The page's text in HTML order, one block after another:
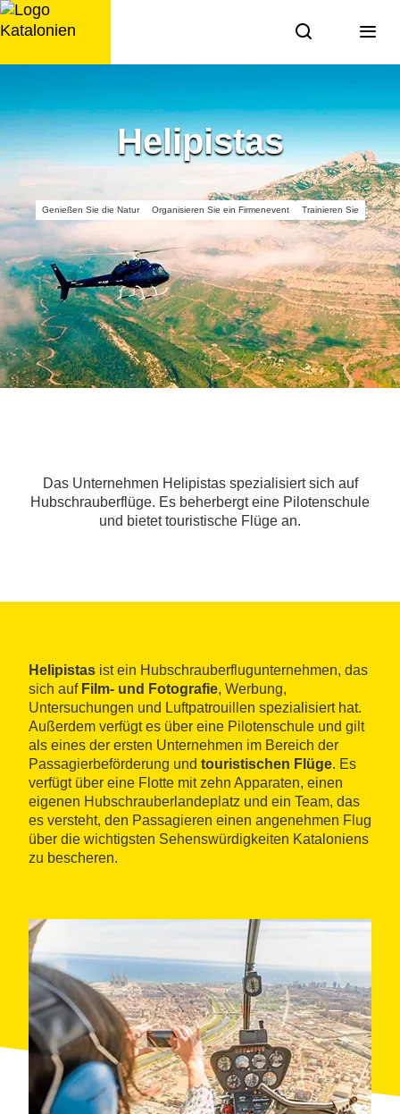
Zum
Inhalt
Helipistas
Genießen Sie die Natur Organisieren Sie ein Firmenevent Trainieren Sie
Das Unternehmen Helipistas spezialisiert sich auf
Hubschrauberflüge. Es beherbergt eine Pilotenschule
und bietet touristische Flüge an.
Helipistas ist ein Hubschrauberflugunternehmen, das
sich auf Film- und Fotografie, Werbung,
Untersuchungen und Luftpatrouillen spezialisiert hat.
Außerdem verfügt es über eine Pilotenschule und gilt
als eines der ersten Unternehmen im Bereich der
Passagierbeförderung und touristischen Flüge. Es
verfügt über eine Flotte mit zehn Apparaten, einen
eigenen Hubschrauberlandeplatz und ein Team, das
es versteht, den Passagieren einen angenehmen Flug
über die wichtigsten Sehenswürdigkeiten Kataloniens
zu bescheren.